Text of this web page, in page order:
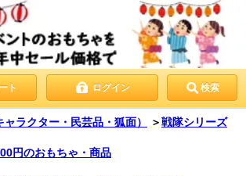
ト ログイン 検索
ャラクター・民芸品・狐面） ＞戦隊シリーズ
円のおもちゃ・商品